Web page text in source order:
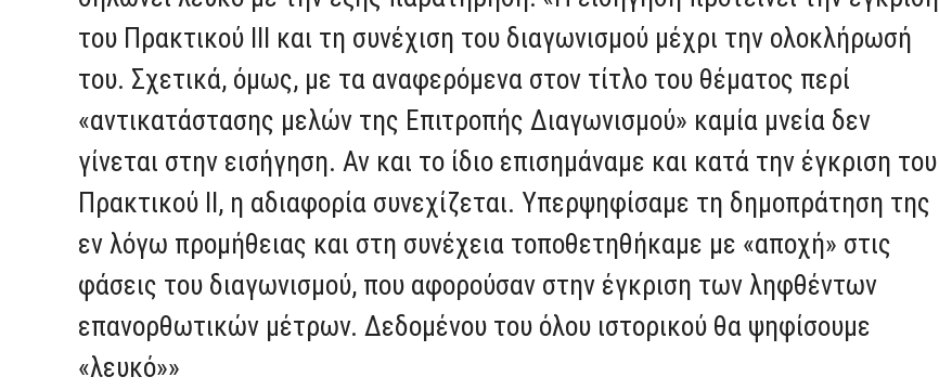
του Πρακτικού ΙΙΙ και τη συνέχιση του διαγωνισμού μέχρι την ολοκλήρωσή
του. Σχετικά, όμως, με τα αναφερόμενα στον τίτλο του θέματος περί
«αντικατάστασης μελών της Επιτροπής Διαγωνισμού» καμία μνεία δεν
γίνεται στην εισήγηση. Αν και το ίδιο επισημάναμε και κατά την έγκριση του
Πρακτικού ΙΙ, η αδιαφορία συνεχίζεται. Υπερψηφίσαμε τη δημοπράτηση της
εν λόγω προμήθειας και στη συνέχεια τοποθετηθήκαμε με «αποχή» στις
φάσεις του διαγωνισμού, που αφορούσαν στην έγκριση των ληφθέντων
επανορθωτικών μέτρων. Δεδομένου του όλου ιστορικού θα ψηφίσουμε
«λευκό»»